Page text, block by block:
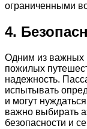
ограниченными
4.
Одним из важных
пожилых
надежность.
испытывать
и могут
важно выбирать
безопасности и